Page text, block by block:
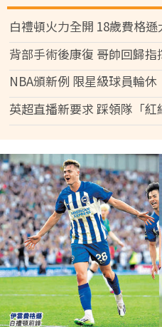
白禮頓火力全開 18歲費格
背部手術後康復 哥帥回歸指
NBA頒新例 限星級球員輪休
英超直播新要求 踩領隊「紅